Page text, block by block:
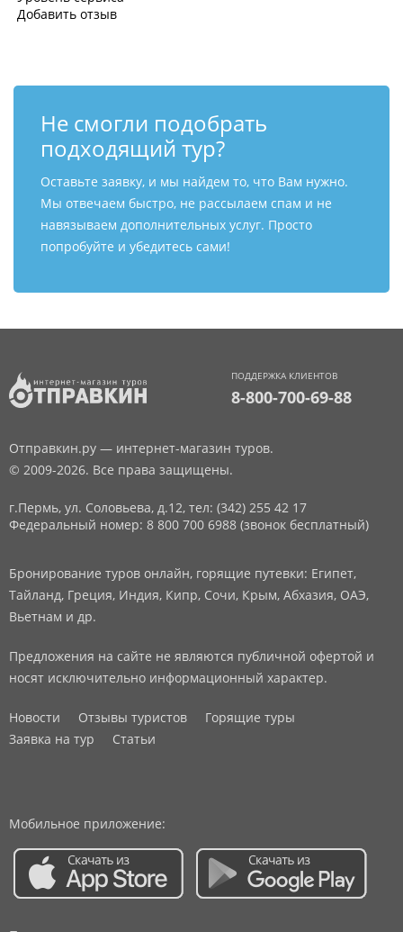
Добавить отзыв
Не смогли подобрать
подходящий тур?
Оставьте заявку, и мы найдем то, что Вам нужно.
Мы отвечаем быстро, не рассылаем спам и не
навязываем дополнительных услуг. Просто
попробуйте и убедитесь сами!
ПОДДЕРЖКА КЛИЕНТОВ
8-800-700-69-88
Отправкин.ру — интернет-магазин туров.
© 2009-2026. Все права защищены.
г.Пермь, ул. Соловьева, д.12, тел: (342) 255 42 17
Федеральный номер: 8 800 700 6988 (звонок бесплатный)
Бронирование туров онлайн, горящие путевки: Египет,
Тайланд, Греция, Индия, Кипр, Сочи, Крым, Абхазия, ОАЭ,
Вьетнам и др.
Предложения на сайте не являются публичной офертой и
носят исключительно информационный характер.
Новости Отзывы туристов
Горящие туры
Заявка на тур
Статьи
Мобильное приложение: